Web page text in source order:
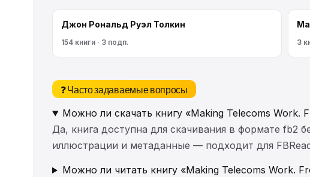
Джон Рональд Руэл Толкин
154 книги · 3 подп. 3
❓ Часто задаваемые вопросы
Можно ли скачать книгу «Making Telecoms Work.
Да, книга доступна для скачивания в формате fb2
иллюстрации и метаданные — подходит для
Можно ли читать книгу «Making Telecoms Work.